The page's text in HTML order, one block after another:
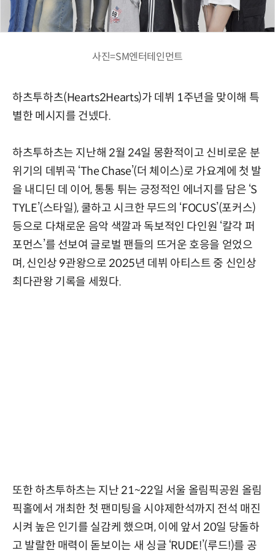
사진=SM엔터테인먼트
하츠투하츠(Hearts2Hearts)가 데뷔 1주년을 맞이해 특
별한 메시지를 건넸다.
하츠투하츠는 지난해 2월 24일 몽환적이고 신비로운 분
위기의 데뷔곡 ‘The Chase’(더 체이스)로 가요계에 첫 발
을 내디딘 데 이어, 통통 튀는 긍정적인 에너지를 담은 ‘S
TYLE’(스타일), 쿨하고 시크한 무드의 ‘FOCUS’(포커스)
등으로 다채로운 음악 색깔과 독보적인 다인원 ‘칼각 퍼
포먼스’를 선보여 글로벌 팬들의 뜨거운 호응을 얻었으
며, 신인상 9관왕으로 2025년 데뷔 아티스트 중 신인상
최다관왕 기록을 세웠다.
또한 하츠투하츠는 지난 21~22일 서울 올림픽공원 올림
픽홀에서 개최한 첫 팬미팅을 시야제한석까지 전석 매진
시켜 높은 인기를 실감케 했으며, 이에 앞서 20일 당돌하
고 발랄한 매력이 돋보이는 새 싱글 ‘RUDE!’(루드!)를 공